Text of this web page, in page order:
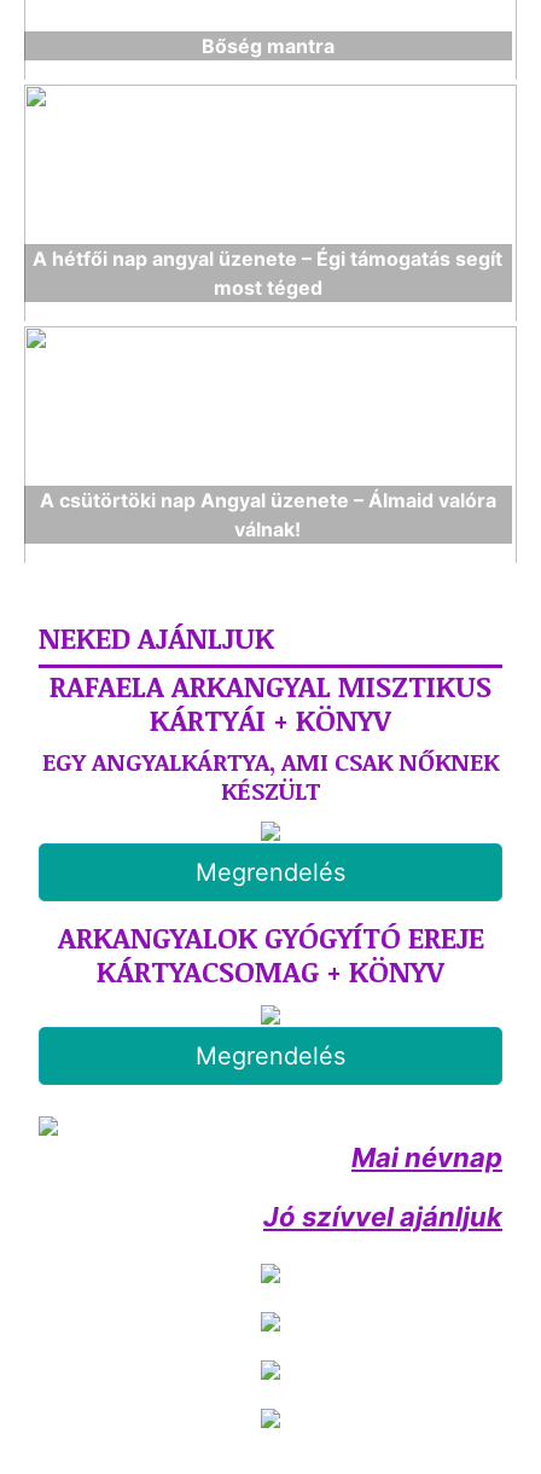
Bőség mantra
A hétfői nap angyal üzenete – Égi támogatás segít
most téged
A csütörtöki nap Angyal üzenete – Álmaid valóra
válnak!
NEKED AJÁNLJUK
RAFAELA ARKANGYAL MISZTIKUS
KÁRTYÁI + KÖNYV
EGY ANGYALKÁRTYA, AMI CSAK NŐKNEK
KÉSZÜLT
Megrendelés
ARKANGYALOK GYÓGYÍTÓ EREJE
KÁRTYACSOMAG + KÖNYV
Megrendelés
Mai névnap
Jó szívvel ajánljuk